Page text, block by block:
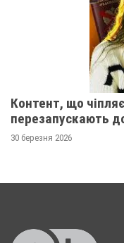
Контент, що
перезапускають
30 березня 2026